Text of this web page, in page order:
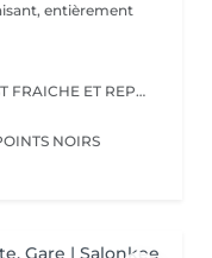
entièrement
SOIN COUP D ECLAT . VOTRE PEAU EST FRAICHE ET REPOSEE
NOIRS